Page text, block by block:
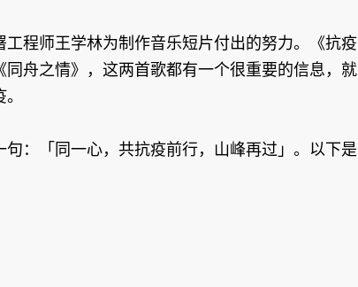
程师王学林为制作音乐短片付出的努力。《抗疫
舟之情》，这两首歌都有一个很重要的信息，就
：「同一心，共抗疫前行，山峰再过」。以下是